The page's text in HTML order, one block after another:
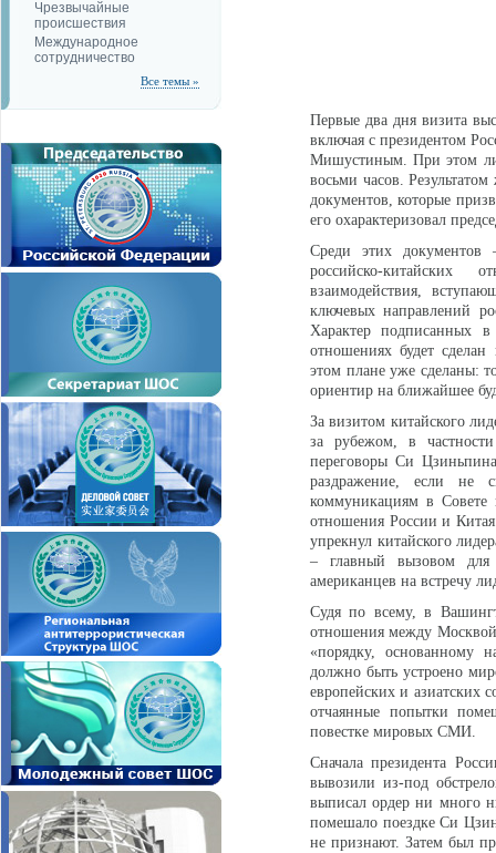
Чрезвычайные
происшествия
Международное
сотрудничество
Все темы »
Первые два дня визита
включая с президентом
Мишустиным. При этом
восьми часов.
документов, которые
его охарактеризовал
Среди этих документов
российско-китайских
взаимодействия,
ключевых направлений
Характер подписанных
отношениях будет
этом плане уже сделаны:
ориентир на ближайшее
За визитом китайского
за рубежом, в
переговоры Си
раздражение, если не
коммуникациям в Совете
отношения России и
упрекнул китайского
– главный вызовом для
американцев на встречу
Судя по всему, в
отношения между
«порядку, основанному
должно быть устроено
европейских и азиатских
отчаянные попытки
повестке мировых СМИ.
Сначала президента
вывозили из-под
выписал ордер ни много
помешало поездке Си
не признают. Затем был